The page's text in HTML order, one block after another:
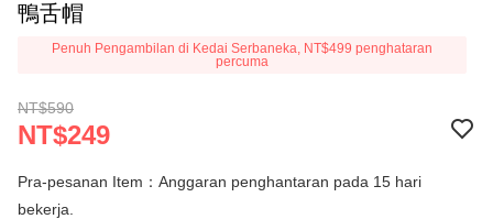
鴨舌帽
Penuh Pengambilan di Kedai Serbaneka, NT$499 penghataran
percuma
NT$590
NT$249
Pra-pesanan Item：Anggaran penghantaran pada 15 hari
bekerja.